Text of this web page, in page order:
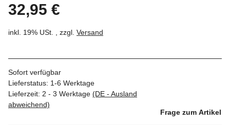
32,95 €
inkl. 19% USt. , zzgl. Versand
Sofort verfügbar
Lieferstatus: 1-6 Werktage
Lieferzeit: 2 - 3 Werktage (DE - Ausland
abweichend)
Frage zum Artikel